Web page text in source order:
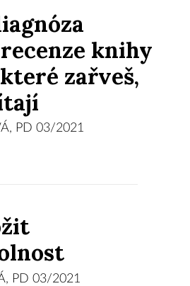
knihy
zařveš,
PD 03/2021
PD 03/2021